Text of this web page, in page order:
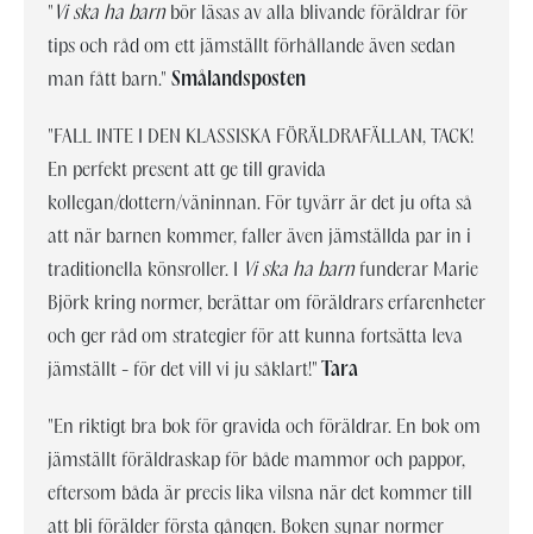
"Vi ska ha barnbör läsas av alla blivande föräldrar för
tips och råd om ett jämställt förhållande även sedan
man fått barn." Smålandsposten
"FALL INTE I DEN KLASSISKA FÖRÄLDRAFÄLLAN, TACK!
En perfekt present att ge till gravida
kollegan/dottern/väninnan. För tyvärr är det ju ofta så
att när barnen kommer, faller även jämställda par in i
traditionella könsroller. I Vi ska ha barnfunderar Marie
Björk kring normer, berättar om föräldrars erfarenheter
och ger råd om strategier för att kunna fortsätta leva
jämställt - för det vill vi ju såklart!"Tara
"En riktigt bra bok för gravida och föräldrar. En bok om
jämställt föräldraskap för både mammor och pappor,
eftersom båda är precis lika vilsna när det kommer till
att bli förälder första gången. Boken synar normer